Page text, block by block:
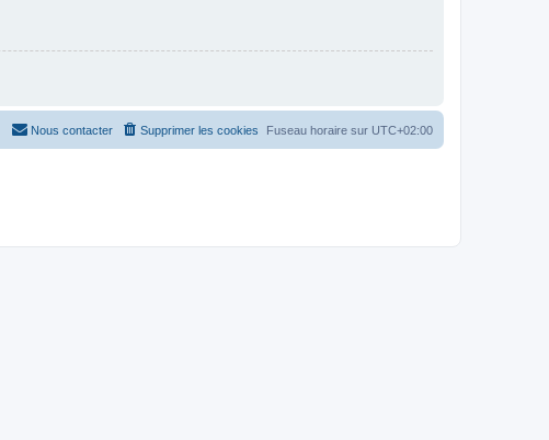
Fuseau horaire sur UTC+02:00
Supprimer les cookies
Nous contacter